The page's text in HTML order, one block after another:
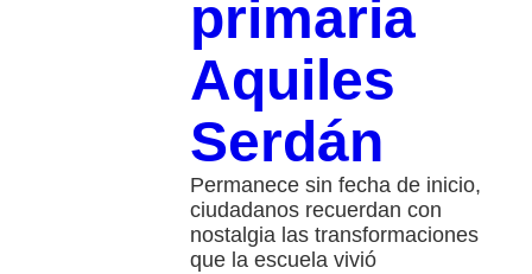
primaria
Aquiles
Serdán
Permanece sin fecha de inicio,
ciudadanos recuerdan con
nostalgia las transformaciones
que la escuela vivió